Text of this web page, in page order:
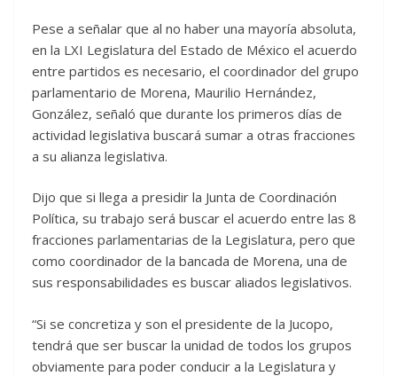
Pese a señalar que al no haber una mayoría absoluta,
en la LXI Legislatura del Estado de México el acuerdo
entre partidos es necesario, el coordinador del grupo
parlamentario de Morena, Maurilio Hernández,
González, señaló que durante los primeros días de
actividad legislativa buscará sumar a otras fracciones
a su alianza legislativa.
Dijo que si llega a presidir la Junta de Coordinación
Política, su trabajo será buscar el acuerdo entre las 8
fracciones parlamentarias de la Legislatura, pero que
como coordinador de la bancada de Morena, una de
sus responsabilidades es buscar aliados legislativos.
“Si se concretiza y son el presidente de la Jucopo,
tendrá que ser buscar la unidad de todos los grupos
obviamente para poder conducir a la Legislatura y